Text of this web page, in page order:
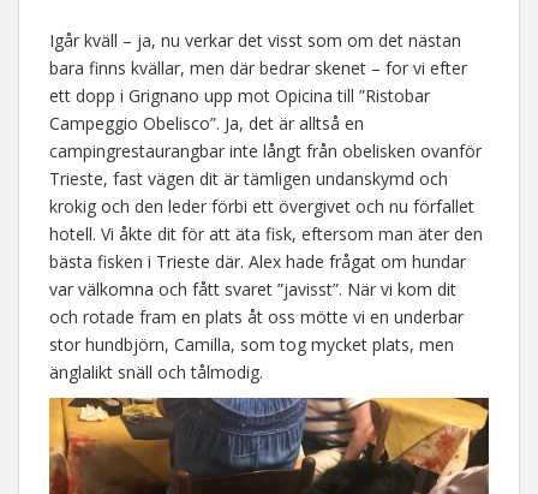
Igår kväll – ja, nu verkar det visst som om det nästan
bara finns kvällar, men där bedrar skenet – for vi efter
ett dopp i Grignano upp mot Opicina till ”Ristobar
Campeggio Obelisco”. Ja, det är alltså en
campingrestaurangbar inte långt från obelisken ovanför
Trieste, fast vägen dit är tämligen undanskymd och
krokig och den leder förbi ett övergivet och nu förfallet
hotell. Vi åkte dit för att äta fisk, eftersom man äter den
bästa fisken i Trieste där. Alex hade frågat om hundar
var välkomna och fått svaret ”javisst”. När vi kom dit
och rotade fram en plats åt oss mötte vi en underbar
stor hundbjörn, Camilla, som tog mycket plats, men
änglalikt snäll och tålmodig.